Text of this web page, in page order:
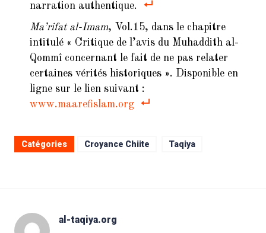
narration authentique.
Ma’rifat al-Imam, Vol.15, dans le chapitre
intitulé « Critique de l’avis du Muhaddith al-
Qommî concernant le fait de ne pas relater
certaines vérités historiques ». Disponible en
ligne sur le lien suivant :
www.maarefislam.org
Catégories Croyance Chiite Taqiya
al-taqiya.org